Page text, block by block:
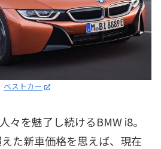
ベストカー
々を魅了し続けるBMW i8。
た新車価格を思えば、現在